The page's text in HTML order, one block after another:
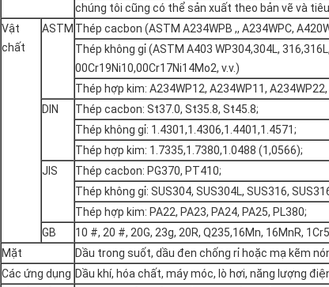
chúng tôi cũng có thể sản xuất theo bản vẽ và
Vật
chất
ASTM Thép cacbon (ASTM A234WPB ,, A234WPC,
Thép không gỉ (ASTM A403 WP304,304L,
00Cr19Ni10,00Cr17Ni14Mo2, v.v.)
Thép hợp kim: A234WP12, A234WP11,
DIN
Thép cacbon: St37.0, St35.8, St45.8;
Thép không gỉ: 1.4301,1.4306,1.4401,1.4571;
Thép hợp kim: 1.7335,1.7380,1.0488 (1,0566);
JIS
Thép cacbon: PG370, PT410;
Thép không gỉ: SUS304, SUS304L, SUS316,
Thép hợp kim: PA22, PA23, PA24, PA25, PL380;
GB
10 #, 20 #, 20G, 23g, 20R, Q235,16Mn, 16MnR,
Mặt
Dầu trong suốt, dầu đen chống rỉ hoặc mạ kẽm
Các ứng dụng Dầu khí, hóa chất, máy móc, lò hơi, năng lượng